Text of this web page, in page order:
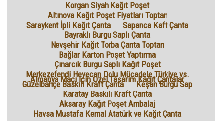
Korgan Siyah Kağıt Poşet
Altınova Kağıt Poşet Fiyatları Toptan
Saraykent İpli Kağıt Çanta
Sapanca Kaft Çanta
Bayraklı Burgu Saplı Çanta
Nevşehir Kağıt Torba Çanta Toptan
Bağlar Karton Poşet Yaptırma
Çınarcık Burgu Saplı Kağıt Poşet
Merkezefendi Heyecan Dolu Mücadele Türkiye vs.
Almanya Maçı İçin Özel Tasarım Kağıt Çantalar
Güzelbahçe Baskılı Kraft Çanta
Keşan Burgu Sap
Karatay Baskılı Kraft Çanta
Aksaray Kağıt Poşet Ambalaj
Havsa Mustafa Kemal Atatürk ve Kağıt Çanta